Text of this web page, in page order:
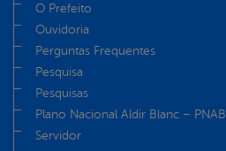
O Prefeito
Ouvidoria
Perguntas Frequentes
Pesquisa
Pesquisas
Plano Nacional Aldir Blanc – PNAB
Servidor